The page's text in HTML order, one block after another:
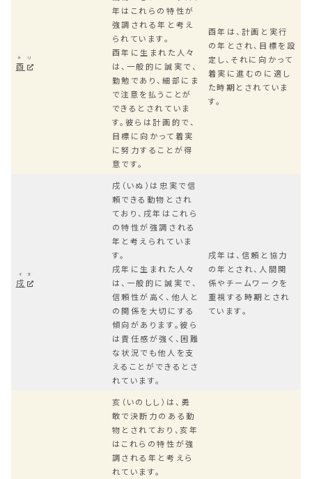
酉
トリ
年はこれらの特性が
強調される年と考え
られています。
酉年に生まれた人々
は、一般的に誠実で、
勤勉であり、細部にま
で注意を払うことが
できるとされていま
す。彼らは計画的で、
目標に向かって着実
に努力することが得
意です。
酉年は、計画と実行
の年とされ、目標を設
定し、それに向かって
着実に進むのに適し
た時期とされていま
す。
戌
イヌ
戌（いぬ）は忠実で信
頼できる動物とされ
ており、戌年はこれら
の特性が強調される
年と考えられていま
す。
戌年に生まれた人々
は、一般的に誠実で、
信頼性が高く、他人と
の関係を大切にする
傾向があります。彼ら
は責任感が強く、困難
な状況でも他人を支
えることができるとさ
れています。
戌年は、信頼と協力
の年とされ、人間関
係やチームワークを
重視する時期とされ
ています。
亥（いのしし）は、勇
敢で決断力のある動
物とされており、亥年
はこれらの特性が強
調される年と考えら
れています。